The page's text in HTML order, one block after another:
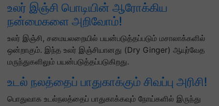
உலர் இஞ்சி பொடியின் ஆரோக்கிய
நன்மைகளை அறிவோம்!
உலர் இஞ்சி, சமையலறையில் பயன்படுத்தப்படும் மசாலாக்களில்
ஒன்றாகும். இந்த உலர் இஞ்சியானது (Dry Ginger) ஆயுர்வேத
மருந்துகளிலும் பயன்படுத்தப்படுகிறது.
உடல் நலத்தைப் பாதுகாக்கும் சிவப்பு அரிசி!
பொதுவாக உடல்நலத்தைப் பாதுகாக்கவும் நோய்களில் இருந்து